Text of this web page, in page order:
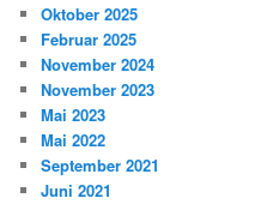
Oktober 2025
Februar 2025
November 2024
November 2023
Mai 2023
Mai 2022
September 2021
Juni 2021